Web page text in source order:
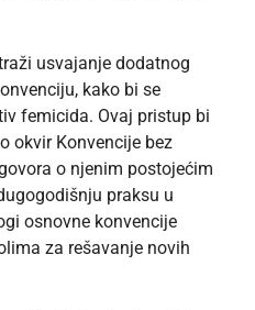
usvajanje dodatnog
kako bi se
femicida. Ovaj pristup bi
okvir Konvencije bez
o njenim postojećim
praksu u
osnovne konvencije
za rešavanje novih